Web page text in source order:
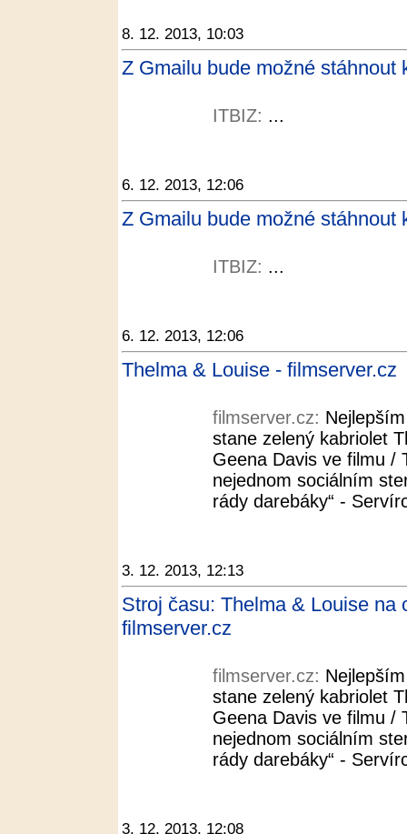
8. 12. 2013, 10:03
Z Gmailu bude možné
ITBIZ: ...
6. 12. 2013, 12:06
Z Gmailu bude možné
ITBIZ: ...
6. 12. 2013, 12:06
Thelma & Louise - filmserver.cz
filmserver.cz:
stane zelený kabriolet
Geena Davis ve filmu /
nejednom sociálním
rády darebáky“ -
3. 12. 2013, 12:13
Stroj času: Thelma & Louise na
filmserver.cz
filmserver.cz:
stane zelený kabriolet
Geena Davis ve filmu /
nejednom sociálním
rády darebáky“ -
3. 12. 2013, 12:08